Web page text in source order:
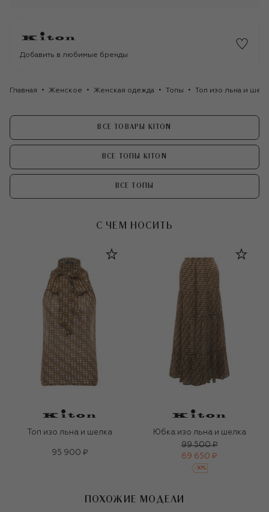
Добавить в любимые бренды
Главная Женское Женская одежда Топы Топ изо льна и
ВСЕ ТОВАРЫ KITON
ВСЕ ТОПЫ KITON
ВСЕ ТОПЫ
С ЧЕМ НОСИТЬ
Топ изо льна и шелка
95 900 ₽
Юбка изо льна и шелка
99 500 ₽
69 650 ₽
-30%
ПОХОЖИЕ МОДЕЛИ